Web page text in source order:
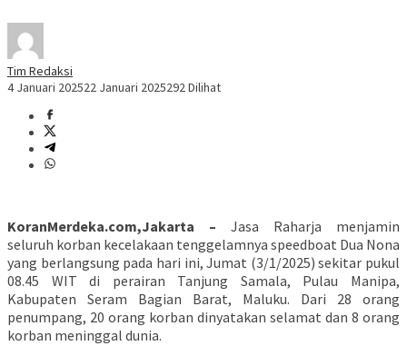
Tim Redaksi
4 Januari 202522 Januari 2025292 Dilihat
KoranMerdeka.com,Jakarta – Jasa Raharja menjamin
seluruh korban kecelakaan tenggelamnya speedboat Dua Nona
yang berlangsung pada hari ini, Jumat (3/1/2025) sekitar pukul
08.45 WIT di perairan Tanjung Samala, Pulau Manipa,
Kabupaten Seram Bagian Barat, Maluku. Dari 28 orang
penumpang, 20 orang korban dinyatakan selamat dan 8 orang
korban meninggal dunia.